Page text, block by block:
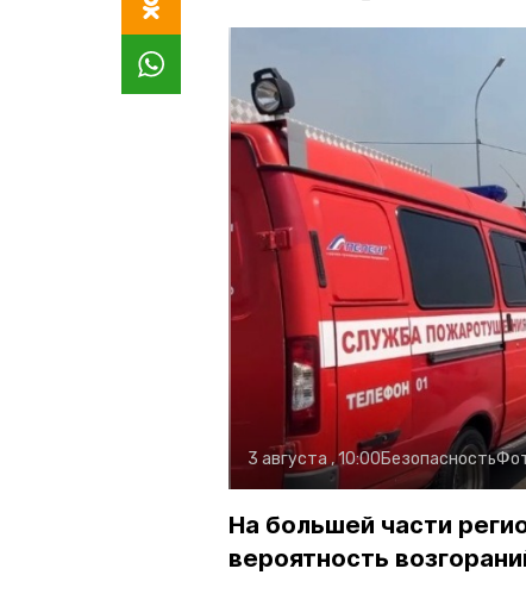
3 августа , 10:00Безопасность
На большей части
вероятность